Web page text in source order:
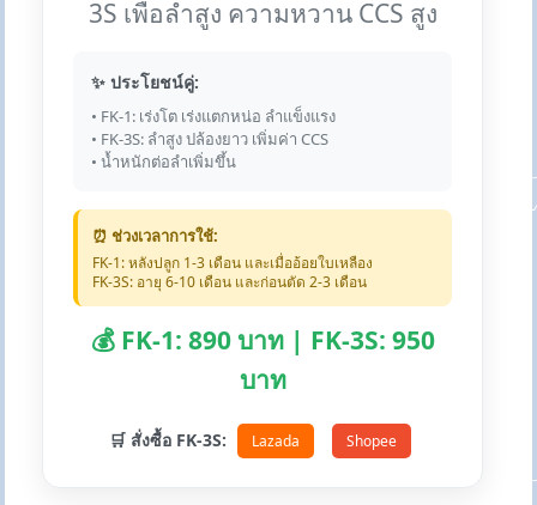
3S เพื่อลำสูง ความหวาน CCS สูง
✨ ประโยชน์คู่:
• FK-1: เร่งโต เร่งแตกหน่อ ลำแข็งแรง
• FK-3S: ลำสูง ปล้องยาว เพิ่มค่า CCS
• น้ำหนักต่อลำเพิ่มขึ้น
⏰ ช่วงเวลาการใช้:
FK-1: หลังปลูก 1-3 เดือน และเมื่ออ้อยใบเหลือง
FK-3S: อายุ 6-10 เดือน และก่อนตัด 2-3 เดือน
💰 FK-1: 890 บาท | FK-3S: 950
บาท
🛒 สั่งซื้อ FK-3S: Lazada Shopee